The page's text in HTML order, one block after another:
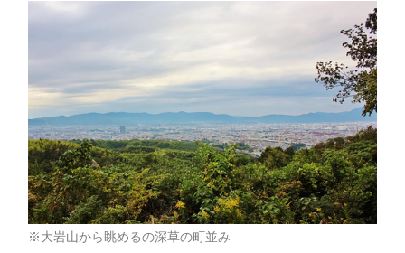
※大岩山から眺めるの深草の町並み